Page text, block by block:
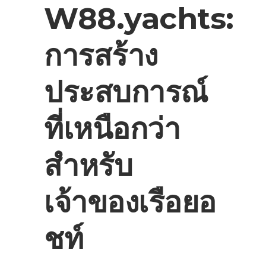
W88.yachts:
การสร้าง
ประสบการณ์
ที่เหนือกว่า
สำหรับ
เจ้าของเรือยอ
ชท์